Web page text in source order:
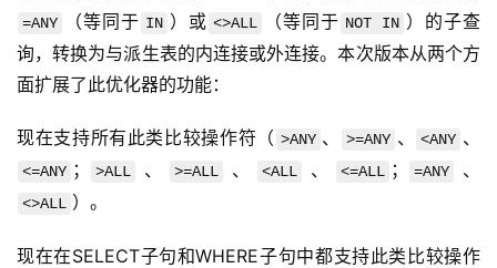
=ANY （等同于 IN ）或 <>ALL （等同于 NOT IN ）的子查
询，转换为与派生表的内连接或外连接。本次版本从两个方
面扩展了此优化器的功能：
现在支持所有此类比较操作符（ >ANY 、 >=ANY 、 <ANY 、
<=ANY ； >ALL 、 >=ALL 、 <ALL 、 <=ALL ； =ANY 、
<>ALL ）。
现在在SELECT子句和WHERE子句中都支持此类比较操作